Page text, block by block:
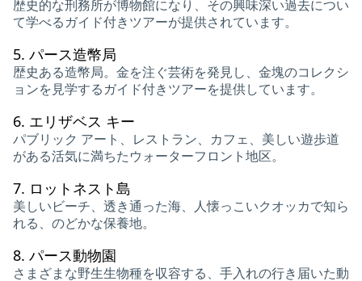
歴史的な刑務所が博物館になり、その興味深い過去につい
て学べるガイド付きツアーが提供されています。
5. パース造幣局
歴史ある造幣局。金を注ぐ芸術を発見し、金塊のコレクシ
ョンを見学するガイド付きツアーを提供しています。
6. エリザベス キー
パブリック アート、レストラン、カフェ、美しい遊歩道
がある活気に満ちたウォーターフロント地区。
7. ロットネスト島
美しいビーチ、透き通った海、人懐っこいクオッカで知ら
れる、のどかな保養地。
8. パース動物園
さまざまな野生生物種を収容する、手入れの行き届いた動